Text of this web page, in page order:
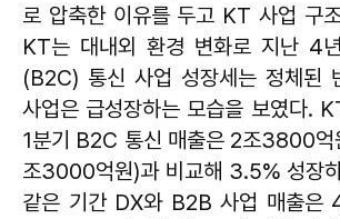
로 압축한 이유를 두고 KT 사업 구
KT는 대내외 환경 변화로 지난 4
(B2C) 통신 사업 성장세는 정체된
사업은 급성장하는 모습을 보였다.
1분기 B2C 통신 매출은 2조3800
조3000억원)과 비교해 3.5% 성장
같은 기간 DX와 B2B 사업 매출은